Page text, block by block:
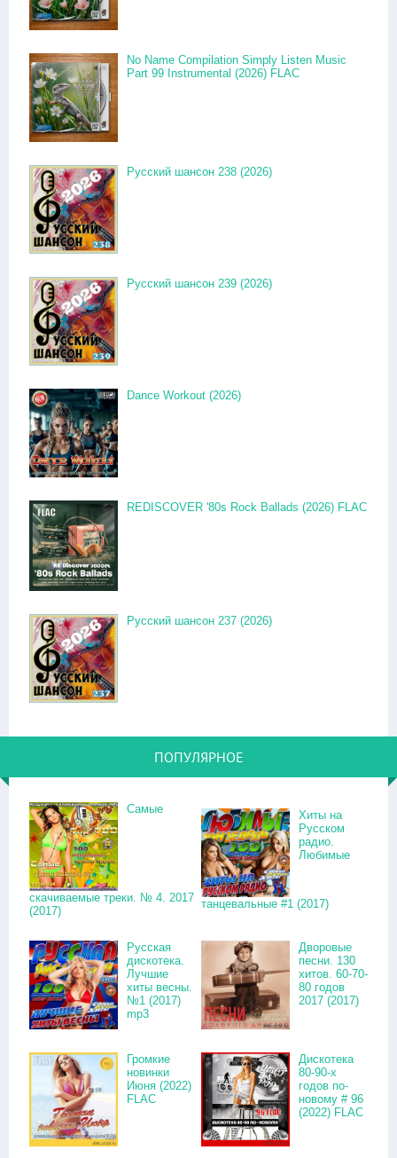
No Name Compilation Simply Listen Music
Part 99 Instrumental (2026) FLAC
Русский шансон 238 (2026)
Русский шансон 239 (2026)
Dance Workout (2026)
REDISCOVER '80s Rock Ballads (2026) FLAC
Русский шансон 237 (2026)
ПОПУЛЯРНОЕ
Самые
скачиваемые треки. № 4. 2017
(2017)
Хиты на
Русском
радио.
Любимые
танцевальные #1 (2017)
Русская
дискотека.
Лучшие
хиты весны.
№1 (2017)
mp3
Дворовые
песни. 130
хитов. 60-70-
80 годов
2017 (2017)
Громкие
новинки
Июня (2022)
FLAC
Дискотека
80-90-х
годов по-
новому # 96
(2022) FLAC